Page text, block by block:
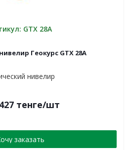
GTX 28А
Геокурс GTX 28A
нивелир
тенге/шт
заказать